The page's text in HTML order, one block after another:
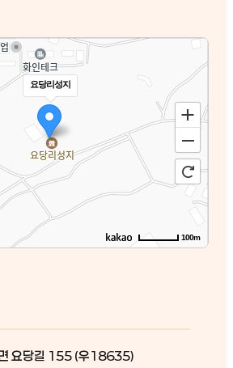
요당리성지
100m
요당길 155 (우18635)